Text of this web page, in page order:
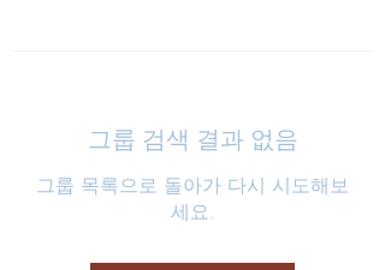
그룹 검색 결과 없음
그룹 목록으로 돌아가 다시 시도해보
세요.